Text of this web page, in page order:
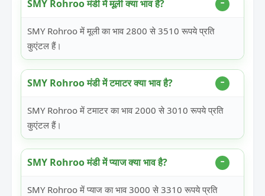
SMY Rohroo मंडी में मूली क्या भाव है?
SMY Rohroo में मूली का भाव 2800 से 3510 रूपये प्रति
कुएंटल हैं।
SMY Rohroo मंडी में टमाटर क्या भाव है?
SMY Rohroo में टमाटर का भाव 2000 से 3010 रूपये प्रति
कुएंटल हैं।
SMY Rohroo मंडी में प्याज क्या भाव है?
SMY Rohroo में प्याज का भाव 3000 से 3310 रूपये प्रति